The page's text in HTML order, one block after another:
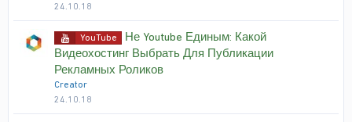
24.10.18
YouTube
Не Youtube Единым: Какой
Видеохостинг Выбрать Для Публикации
Рекламных Роликов
Creator
24.10.18